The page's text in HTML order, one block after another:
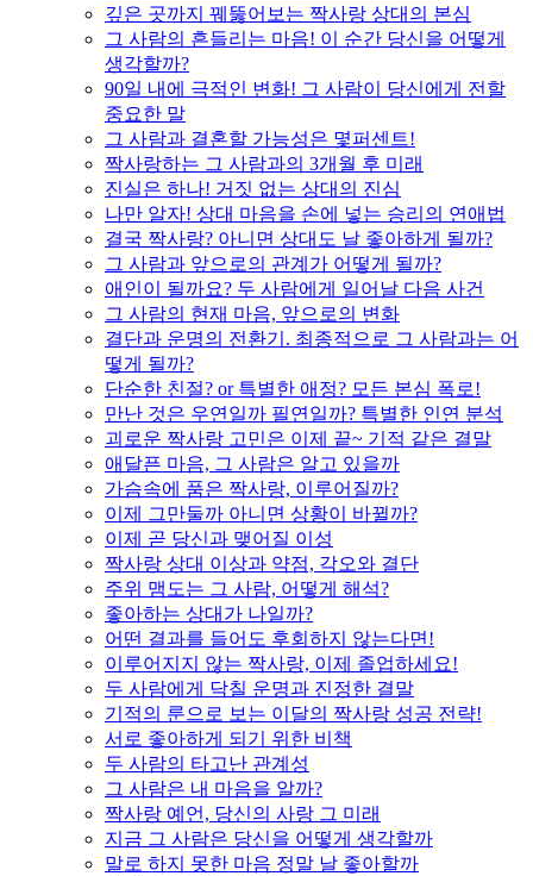
깊은 곳까지 꿰뚫어보는 짝사랑 상대의 본심
그 사람의 흔들리는 마음! 이 순간 당신을 어떻게
생각할까?
90일 내에 극적인 변화! 그 사람이 당신에게 전할
중요한 말
그 사람과 결혼할 가능성은 몇퍼센트!
짝사랑하는 그 사람과의 3개월 후 미래
진실은 하나! 거짓 없는 상대의 진심
나만 알자! 상대 마음을 손에 넣는 승리의 연애법
결국 짝사랑? 아니면 상대도 날 좋아하게 될까?
그 사람과 앞으로의 관계가 어떻게 될까?
애인이 될까요? 두 사람에게 일어날 다음 사건
그 사람의 현재 마음, 앞으로의 변화
결단과 운명의 전환기. 최종적으로 그 사람과는 어
떻게 될까?
단순한 친절? or 특별한 애정? 모든 본심 폭로!
만난 것은 우연일까 필연일까? 특별한 인연 분석
괴로운 짝사랑 고민은 이제 끝~ 기적 같은 결말
애달픈 마음, 그 사람은 알고 있을까
가슴속에 품은 짝사랑, 이루어질까?
이제 그만둘까 아니면 상황이 바뀔까?
이제 곧 당신과 맺어질 이성
짝사랑 상대 이상과 약점, 각오와 결단
주위 맴도는 그 사람, 어떻게 해석?
좋아하는 상대가 나일까?
어떤 결과를 들어도 후회하지 않는다면!
이루어지지 않는 짝사랑, 이제 졸업하세요!
두 사람에게 닥칠 운명과 진정한 결말
기적의 룬으로 보는 이달의 짝사랑 성공 전략!
서로 좋아하게 되기 위한 비책
두 사람의 타고난 관계성
그 사람은 내 마음을 알까?
짝사랑 예언, 당신의 사랑 그 미래
지금 그 사람은 당신을 어떻게 생각할까
말로 하지 못한 마음 정말 날 좋아할까